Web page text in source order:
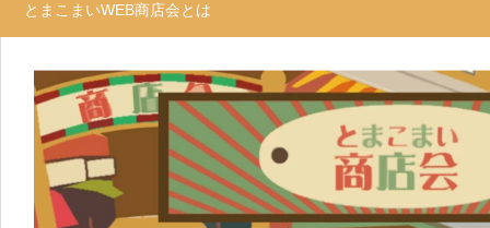
とまこまいWEB商店会とは